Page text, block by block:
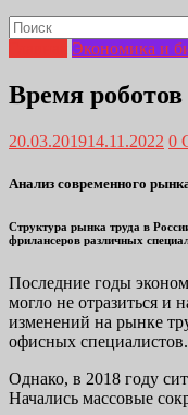
Экономика и
Время
20.03.201914.11.2022 0
Анализ современного
Структура рынка труда в
фрилансеров различных
Последние годы
могло не отразиться и
изменений на рынке
офисных
Однако, в 2018 году
Начались массовые